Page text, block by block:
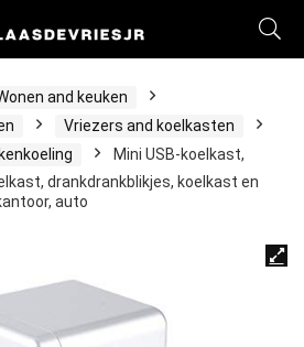
and keuken
Vriezers and koelkasten
Mini USB-koelkast,
drankdrankblikjes, koelkast en
auto